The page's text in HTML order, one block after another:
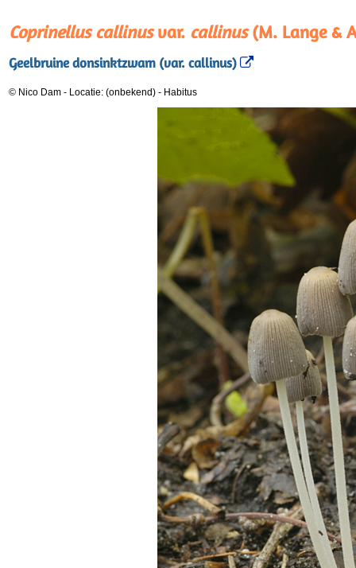
Coprinellus callinusvar. callinus(M. Lange &
Geelbruine donsinktzwam (var. callinus)
© Nico Dam - Locatie: (onbekend) - Habitus